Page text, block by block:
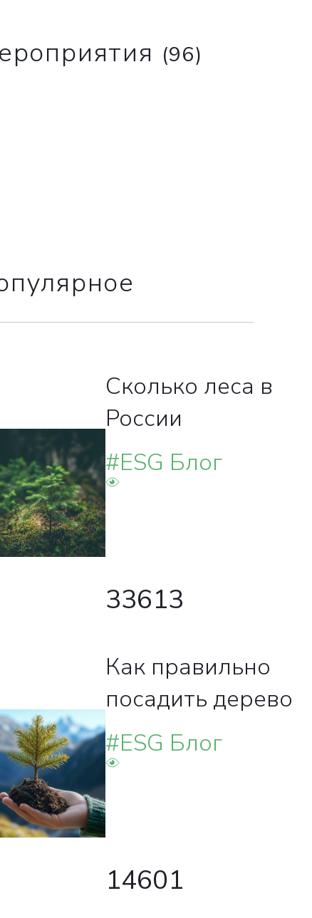
(96)
Сколько леса в
России
#ESG Блог
33613
Как правильно
посадить дерево
#ESG Блог
14601